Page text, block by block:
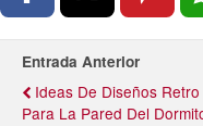
Entrada Anterior
Ideas De Diseños Retro
Para La Pared Del